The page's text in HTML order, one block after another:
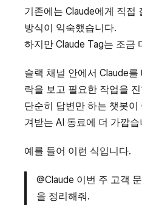
기존에는 Claude에게 직접
방식이 익숙했습니다.
하지만 Claude Tag는 조금
슬랙 채널 안에서 Claude
락을 보고 필요한 작업을
단순히 답변만 하는 챗봇
겨받는 AI 동료에 더 가깝습
예를 들어 이런 식입니다.
@Claude 이번 주 고객
을 정리해줘.